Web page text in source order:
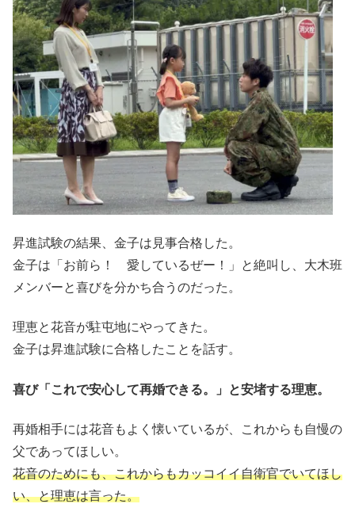
昇進試験の結果、金子は見事合格した。
金子は「お前ら！ 愛しているぜー！」と絶叫し、大木班
メンバーと喜びを分かち合うのだった。
理恵と花音が駐屯地にやってきた。
金子は昇進試験に合格したことを話す。
喜び「これで安心して再婚できる。」と安堵する理恵。
再婚相手には花音もよく懐いているが、これからも自慢の
父であってほしい。
花音のためにも、これからもカッコイイ自衛官でいてほし
い、と理恵は言った。